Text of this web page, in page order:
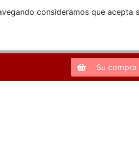
consideramos que acepta
Zona de
Su compra